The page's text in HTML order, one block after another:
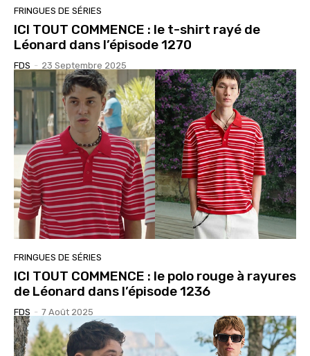
FRINGUES DE SÉRIES
ICI TOUT COMMENCE : le t-shirt rayé de
Léonard dans l’épisode 1270
FDS - 23 Septembre 2025
FRINGUES DE SÉRIES
ICI TOUT COMMENCE : le polo rouge à rayures
de Léonard dans l’épisode 1236
FDS - 7 Août 2025